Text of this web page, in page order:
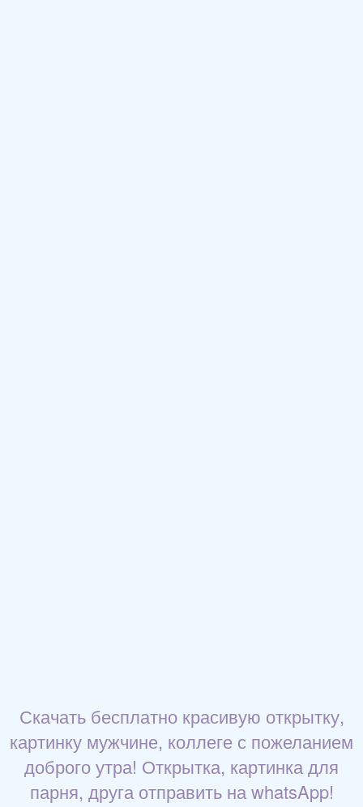
Скачать бесплатно красивую открытку,
картинку мужчине, коллеге с пожеланием
доброго утра! Открытка, картинка для
парня, друга отправить на whatsApp!